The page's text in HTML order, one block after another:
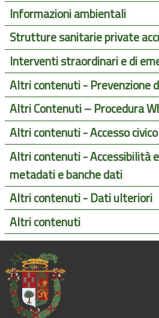
Informazioni ambientali
Strutture sanitarie private
Interventi straordinari e di
Altri contenuti - Prevenzione
Altri Contenuti – Procedura
Altri contenuti - Accesso civico
Altri contenuti - Accessibilità
metadati e banche dati
Altri contenuti - Dati ulteriori
Altri contenuti